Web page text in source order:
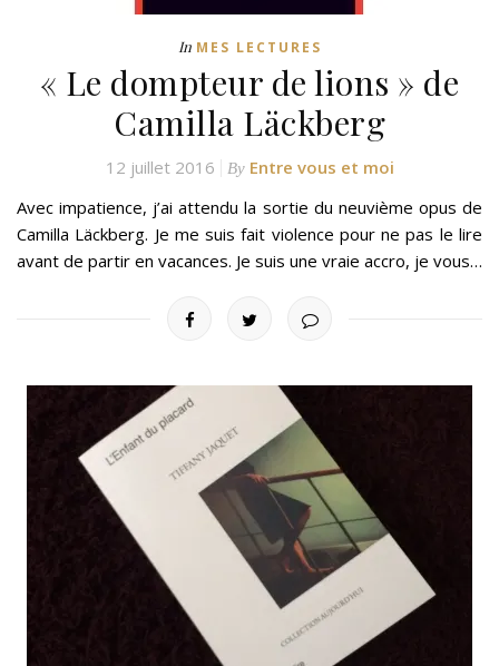
In MES LECTURES
« Le dompteur de lions » de
Camilla Läckberg
12 juillet 2016 By Entre vous et moi
Avec impatience, j’ai attendu la sortie du neuvième opus de
Camilla Läckberg. Je me suis fait violence pour ne pas le lire
avant de partir en vacances. Je suis une vraie accro, je vous…